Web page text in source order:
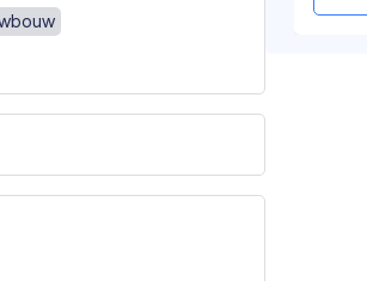
woning een frisse
en inspiratie, zowel
overweldigend kan zijn.
beslissingen, van
partner. Neem vandaag
ons u helpen om uw